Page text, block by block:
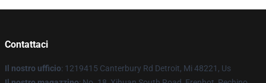
Contattaci
Il nostro ufficio: 1219415 Canterbury Rd Detroit, Mi 48221, Us